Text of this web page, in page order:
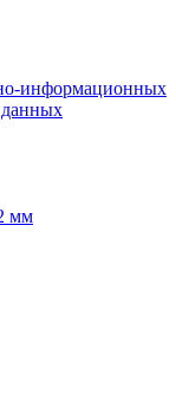
информационных
данных
мм